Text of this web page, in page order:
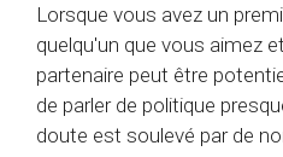
Lorsque vous avez un
quelqu'un que vous aimez
partenaire peut être
de parler de politique
doute est soulevé par de